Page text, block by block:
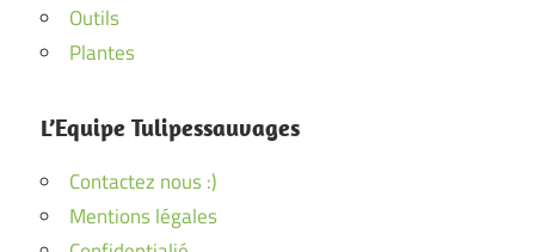
Outils
Plantes
L’Equipe Tulipessauvages
Contactez nous :)
Mentions légales